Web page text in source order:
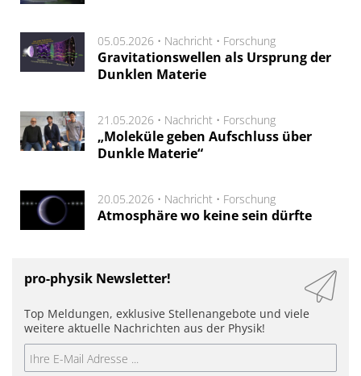
05.05.2026 • Nachricht • Forschung
Gravitationswellen als Ursprung der
Dunklen Materie
21.05.2026 • Nachricht • Forschung
„Moleküle geben Aufschluss über
Dunkle Materie“
20.05.2026 • Nachricht • Forschung
Atmosphäre wo keine sein dürfte
pro-physik Newsletter!
Top Meldungen, exklusive Stellenangebote und viele
weitere aktuelle Nachrichten aus der Physik!